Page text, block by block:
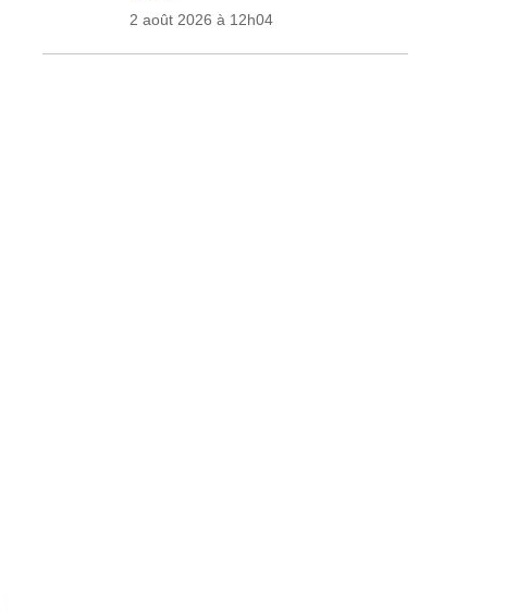
2 août 2026 à 12h04